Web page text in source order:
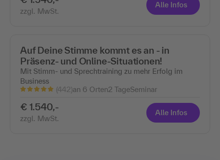
zzgl. MwSt.
Alle Infos
Auf Deine Stimme kommt es an - in
Präsenz- und Online-Situationen!
Mit Stimm- und Sprechtraining zu mehr Erfolg im
Business
(442)an 6 Orten2 TageSeminar
€ 1.540,-
zzgl. MwSt.
Alle Infos